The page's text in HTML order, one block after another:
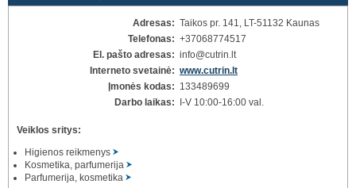
Adresas: Taikos pr. 141, LT-51132 Kaunas
Telefonas: +37068774517
El. pašto adresas: info@cutrin.lt
Interneto svetainė: www.cutrin.lt
Įmonės kodas: 133489699
Darbo laikas:
I-V 10:00-16:00 val.
Veiklos sritys:
Higienos reikmenys
Kosmetika, parfumerija
Parfumerija, kosmetika